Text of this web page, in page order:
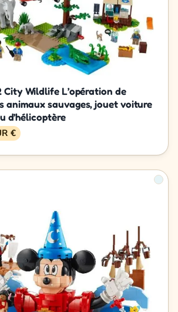
City Wildlife L’opération de
animaux sauvages, jouet voiture
d’hélicoptère
€